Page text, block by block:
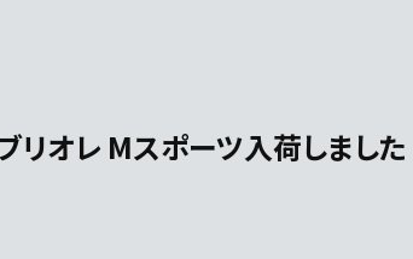
リオレ Mスポーツ入荷しました